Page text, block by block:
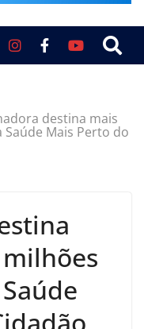
destina mais
Mais Perto do